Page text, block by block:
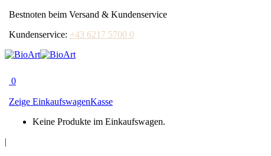
Bestnoten beim Versand & Kundenservice
Kundenservice: +43 6217 5700 0
0
Zeige EinkaufswagenKasse
Keine Produkte im Einkaufswagen.
|